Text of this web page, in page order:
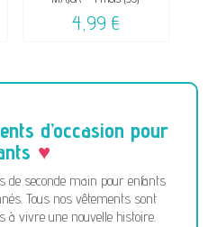
4,99 €
d’occasion pour
de seconde main pour enfants
Tous nos vêtements sont
à vivre une nouvelle histoire.